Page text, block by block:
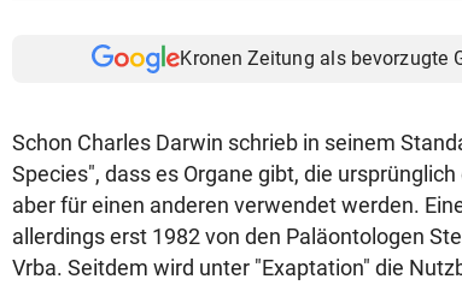
Kronen Zeitung als bevorzugte
Schon Charles Darwin schrieb in seinem
Species", dass es Organe gibt, die
aber für einen anderen verwendet werden.
allerdings erst 1982 von den Paläontologen
Vrba. Seitdem wird unter "Exaptation" die